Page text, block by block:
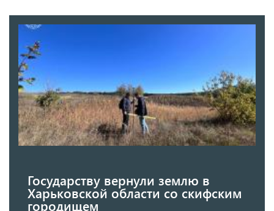
Государству вернули землю в
Харьковской области со скифским
городищем